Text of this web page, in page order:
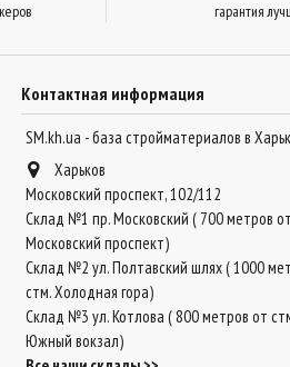
гарантия
Контактная информация
SM.kh.ua - база стройматериалов в
Харьков
Московский проспект, 102/112
Склад №1 пр. Московский ( 700 метров
Московский проспект)
Склад №2 ул. Полтавский шлях ( 1000
стм. Холодная гора)
Склад №3 ул. Котлова ( 800 метров от
Южный вокзал)